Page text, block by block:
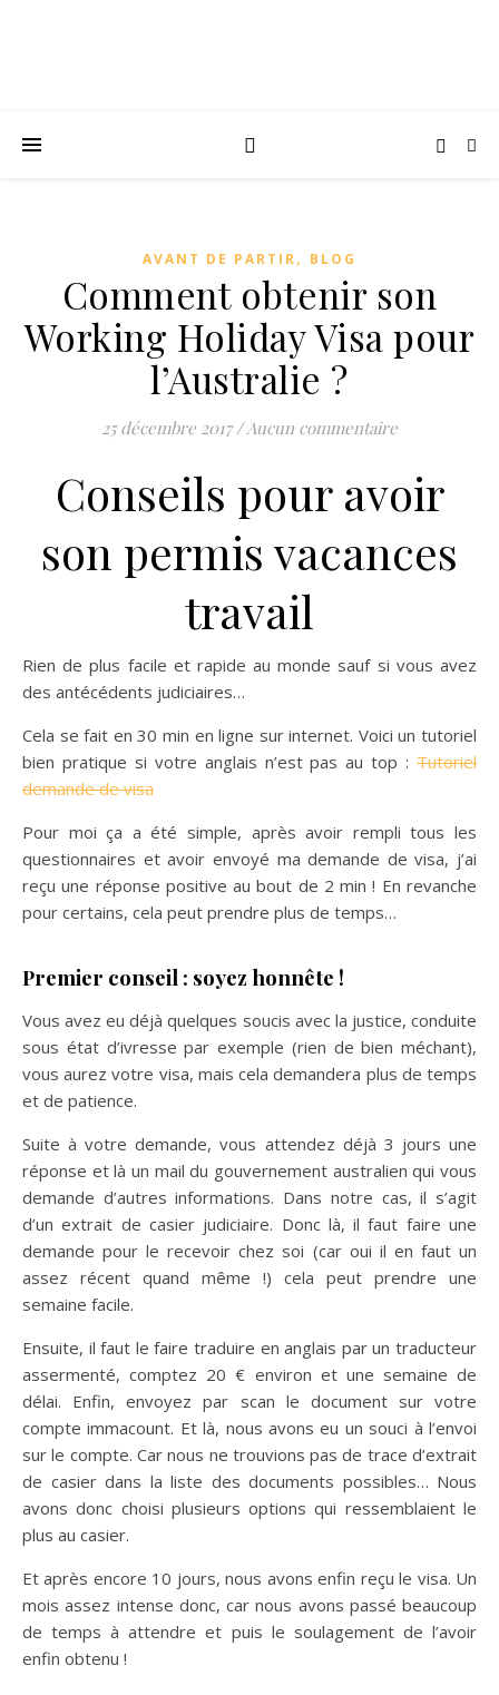
AVANT DE PARTIR, BLOG
Comment obtenir son
Working Holiday Visa pour
l’Australie ?
25 décembre 2017 /Aucun commentaire
Conseils pour avoir
son permis vacances
travail
Rien de plus facile et rapide au monde sauf si vous avez
des antécédents judiciaires…
Cela se fait en 30 min en ligne sur internet. Voici un tutoriel
bien pratique si votre anglais n’est pas au top : Tutoriel
demande de visa
Pour moi ça a été simple, après avoir rempli tous les
questionnaires et avoir envoyé ma demande de visa, j’ai
reçu une réponse positive au bout de 2 min ! En revanche
pour certains, cela peut prendre plus de temps…
Premier conseil : soyez honnête !
Vous avez eu déjà quelques soucis avec la justice, conduite
sous état d’ivresse par exemple (rien de bien méchant),
vous aurez votre visa, mais cela demandera plus de temps
et de patience.
Suite à votre demande, vous attendez déjà 3 jours une
réponse et là un mail du gouvernement australien qui vous
demande d’autres informations. Dans notre cas, il s’agit
d’un extrait de casier judiciaire. Donc là, il faut faire une
demande pour le recevoir chez soi (car oui il en faut un
assez récent quand même !) cela peut prendre une
semaine facile.
Ensuite, il faut le faire traduire en anglais par un traducteur
assermenté, comptez 20 € environ et une semaine de
délai. Enfin, envoyez par scan le document sur votre
compte immacount. Et là, nous avons eu un souci à l’envoi
sur le compte. Car nous ne trouvions pas de trace d’extrait
de casier dans la liste des documents possibles… Nous
avons donc choisi plusieurs options qui ressemblaient le
plus au casier.
Et après encore 10 jours, nous avons enfin reçu le visa. Un
mois assez intense donc, car nous avons passé beaucoup
de temps à attendre et puis le soulagement de l’avoir
enfin obtenu !